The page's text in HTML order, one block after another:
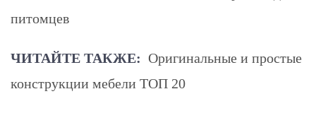
питомцев
ЧИТАЙТЕ ТАКЖЕ: Оригинальные и простые
конструкции мебели ТОП 20